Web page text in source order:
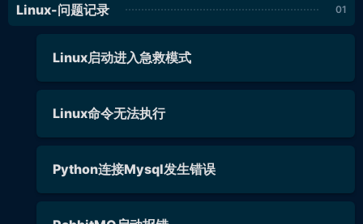
Linux-问题记录
Linux启动进入急救模式
Linux命令无法执行
Python连接Mysql发生错误